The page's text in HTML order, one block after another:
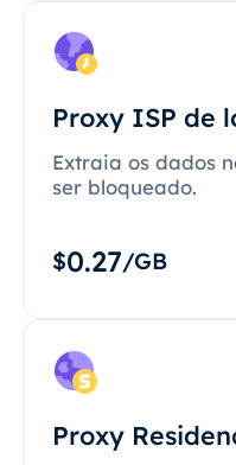
Proxy ISP de
Extraia os dados
ser bloqueado.
$0.27/GB
Proxy